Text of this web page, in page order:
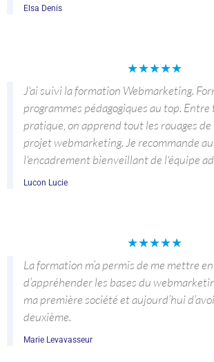
Elsa Denis
★★★★★
J'ai suivi la formation Webmarketing.
programmes pédagogiques au top.
pratique, on apprend tout les rouages de
projet webmarketing. Je recommande
l'encadrement bienveillant de l'équipe
Lucon Lucie
★★★★★
La formation m’a permis de me mettre
d’appréhender les bases du
ma première société et aujourd’hui
deuxième.
Marie Levavasseur